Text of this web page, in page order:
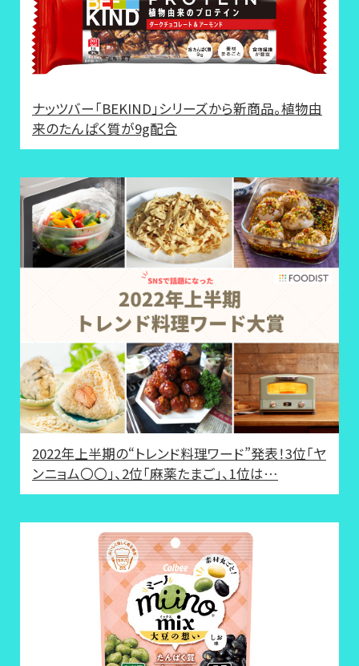
ナッツバー「BEKIND」シリーズから新商品。植物由
来のたんぱく質が9g配合
2022年上半期の“トレンド料理ワード”発表！3位「ヤ
ンニョム〇〇」、2位「麻薬たまご」、1位は…